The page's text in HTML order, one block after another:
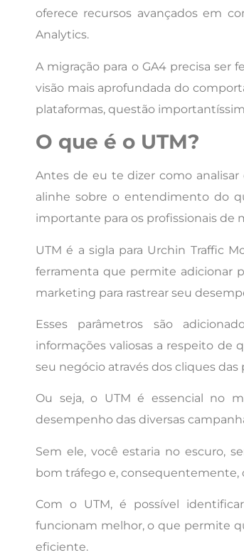
oferece recursos avançados em
Analytics.
A migração para o GA4 precisa ser
visão mais aprofundada do
plataformas, questão
O que é o UTM?
Antes de eu te dizer como
alinhe sobre o entendimento do
importante para os profissionais de
UTM é a sigla para Urchin Traffic
ferramenta que permite adicionar
marketing para rastrear seu
Esses parâmetros são
informações valiosas a respeito de
seu negócio através dos cliques das
Ou seja, o UTM é essencial no
desempenho das diversas
Sem ele, você estaria no escuro,
bom tráfego e, consequentemente,
Com o UTM, é possível
funcionam melhor, o que permite
eficiente.